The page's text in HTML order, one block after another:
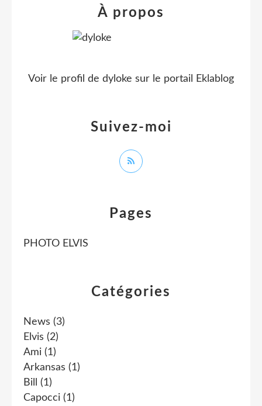
Catégories
News (3)
Elvis (2)
Ami (1)
Arkansas (1)
Bill
(1)
Capocci (1)
Pages
PHOTO ELVIS
Suivez-moi
À propos
Voir le profil de dyloke sur le portail Eklablog